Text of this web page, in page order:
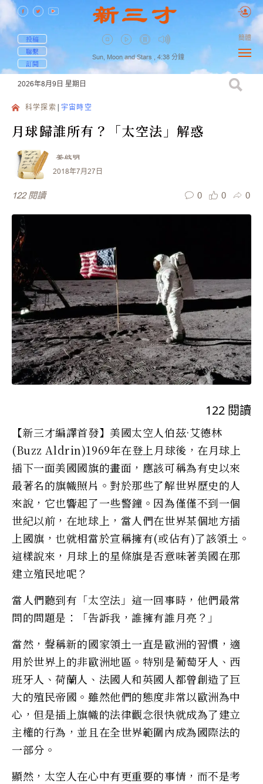
投稿
聯繫
訂閱
Sun, Moon and Stars , 4:38 分鐘
簡體
2026年8月9日 星期日
科学探索 宇宙時空
月球歸誰所有？「太空法」解惑
姜啟明
2018年7月27日
122 閱讀 0 0 0
122 閱讀
【新三才編譯首發】美國太空人伯茲·艾德林
(Buzz Aldrin)1969年在登上月球後，在月球上
插下一面美國國旗的畫面，應該可稱為有史以​​來
最著名的旗幟照片。對於那些了解世界歷史的人
來說，它也響起了一些警鐘。因為僅僅不到一個
世紀以前，在地球上，當人們在世界某個地方插
上國旗，也就相當於宣稱擁有(或佔有)了該領土。
這樣說來，月球上的星條旗是否意味著美國在那
建立殖民地呢？
當人們聽到有「太空法」這一回事時，他們最常
問的問題是：「告訴我，誰擁有誰月亮？」
當然，聲稱新的國家領土一直是歐洲的習慣，適
用於世界上的非歐洲地區。特別是葡萄牙人、西
班牙人、荷蘭人、法國人和英國人都曾創造了巨
大的殖民帝國。雖然他們的態度非常以歐洲為中
心，但是插上旗幟的法律觀念很快就成為了建立
主權的行為，並且在全世界範圍內成為國際法的
一部分。
顯然，太空人在心中有更重要的事情，而不是考